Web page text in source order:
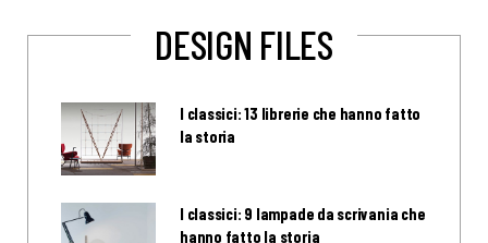
DESIGN FILES
I classici: 13 librerie che hanno fatto
la storia
I classici: 9 lampade da scrivania che
hanno fatto la storia